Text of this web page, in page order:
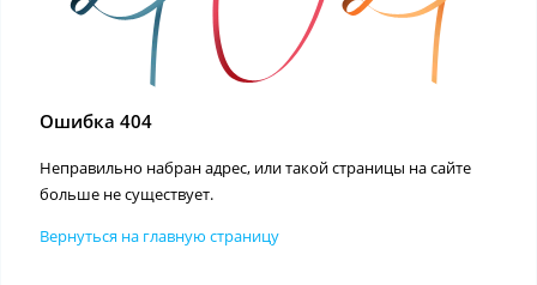
Ошибка 404
Неправильно набран адрес, или такой страницы на сайте
больше не существует.
Вернуться на главную страницу